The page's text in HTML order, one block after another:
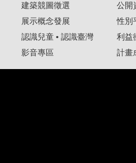
建築競圖徵選
展示概念發展
認識兒童 • 認識臺灣
影音專區
公開
性別
利益
計畫